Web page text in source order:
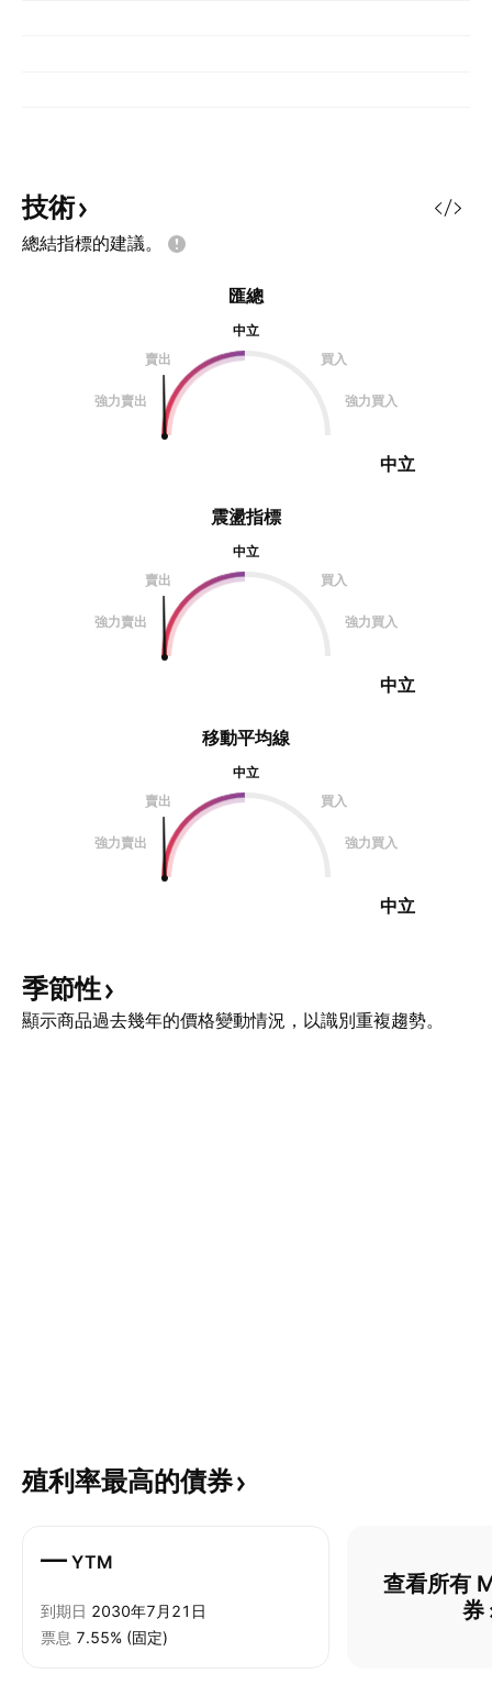
技術
總結指標的建議。
震盪指標
中立
賣出
買入
強力賣出 強力買入
中立
匯總
中立
賣出
買入
強力賣出 強力買入
中立
移動平均線
中立
賣出
買入
強力賣出 強力買入
中立
季節性
顯示商品過去幾年的價格變動情況，以識別重複趨勢。
殖利率最高的債券
— YTM
到期日 2030年7月21日
票息 7.55% (固定)
查看所有
券